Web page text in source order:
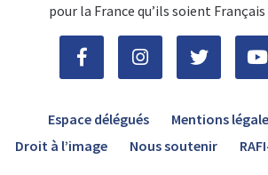
pour la France qu’ils soient
Espace délégués Mentions
Droit à l’image
Nous soutenir